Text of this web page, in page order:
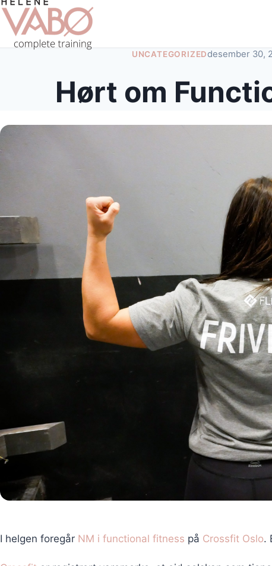
UNCATEGORIZEDdesember 30,
Hørt om
I helgen foregår NM i functional fitness på Crossfit Oslo.